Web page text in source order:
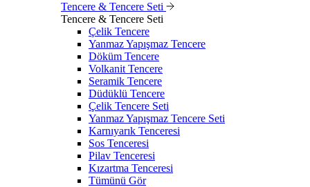
Tencere & Tencere Seti
Tencere & Tencere Seti
Çelik Tencere
Yanmaz Yapışmaz Tencere
Döküm Tencere
Volkanit Tencere
Seramik Tencere
Düdüklü Tencere
Çelik Tencere Seti
Yanmaz Yapışmaz Tencere Seti
Karnıyarık Tenceresi
Sos Tenceresi
Pilav Tenceresi
Kızartma Tenceresi
Tümünü Gör